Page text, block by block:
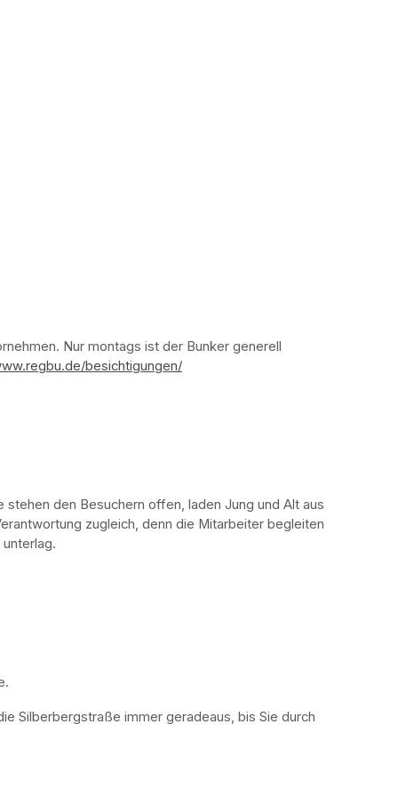
Nur montags ist der Bunker generell
besichtigungen/
den Besuchern offen, laden Jung und Alt aus
zugleich, denn die Mitarbeiter begleiten
Silberbergstraße immer geradeaus, bis Sie durch